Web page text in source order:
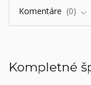
Komentáre
0
Kompletné